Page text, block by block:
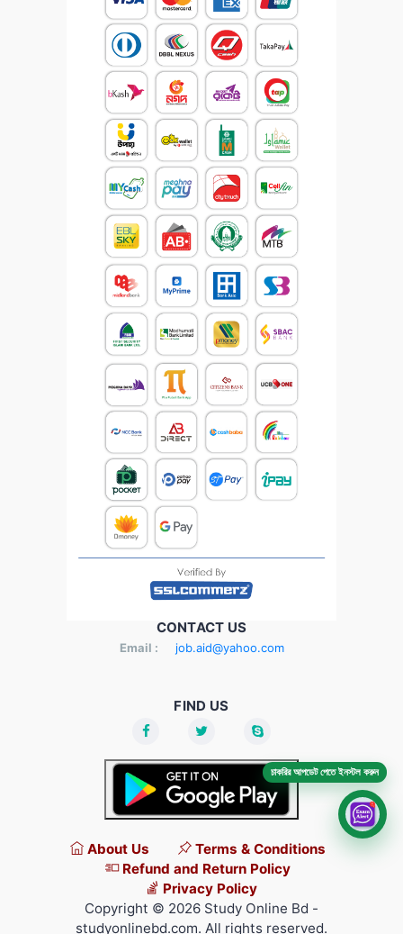
CONTACT US
Email : job.aid@yahoo.com
FIND US
About Us
Terms & Conditions
Refund and Return Policy
Privacy Policy
Copyright © 2026 Study Online Bd -
studyonlinebd.com. All rights reserved.
চাকরির আপডেট পেতে ইনস্টল করুন